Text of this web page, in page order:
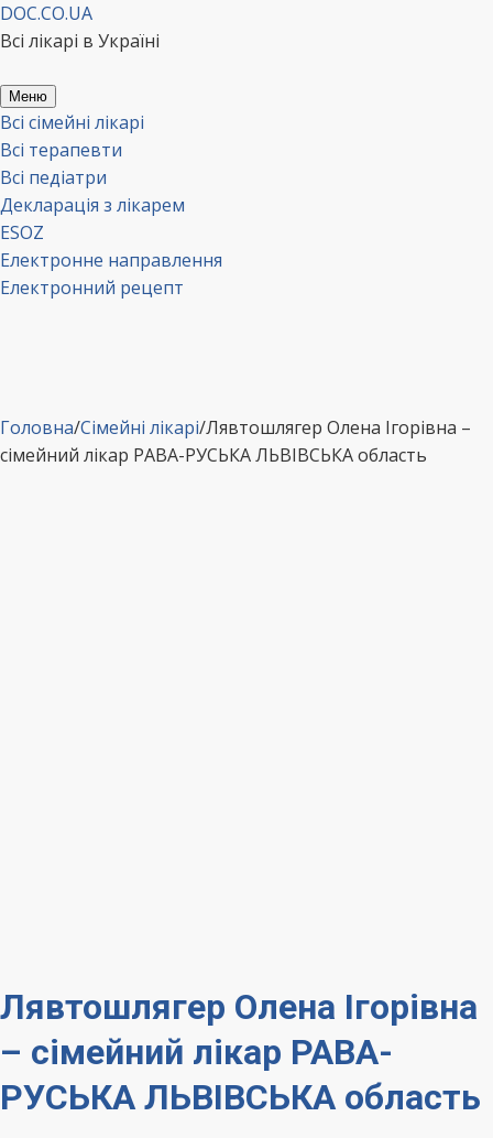
Перейти
до
DOC.CO.UA
Всі лікарі в Україні
Меню
Всі сімейні лікарі
Всі терапевти
Всі педіатри
Декларація з лікарем
ESOZ
Електронне направлення
Електронний рецепт
Головна/Сімейні лікарі/Лявтошлягер Олена Ігорівна –
сімейний лікар РАВА-РУСЬКА ЛЬВІВСЬКА область
Лявтошлягер Олена Ігорівна
– сімейний лікар РАВА-
РУСЬКА ЛЬВІВСЬКА область